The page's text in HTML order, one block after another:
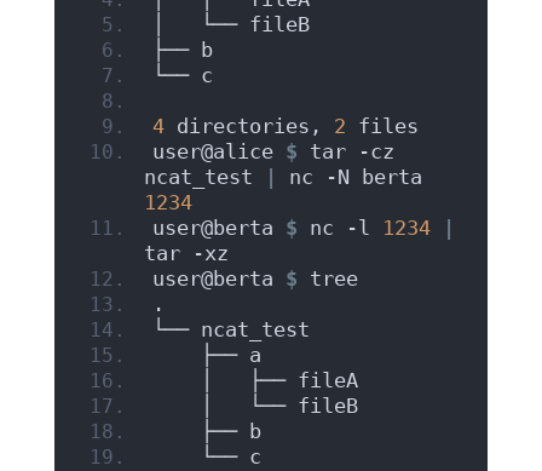
│   └── fileB
├── b
└── c
4 directories, 2 files
user@alice $ tar -cz
ncat_test
1234
user@berta $ nc -l 1234
tar -xz
user@berta $ tree
.
└── ncat_test
    ├── a
    │   ├── fileA
    │   └── fileB
    ├── b
    └── c